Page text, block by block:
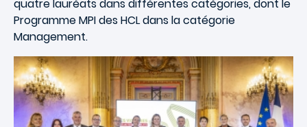
quatre lauréats dans différentes catégories, dont le
Programme MPI des HCL dans la catégorie
Management.